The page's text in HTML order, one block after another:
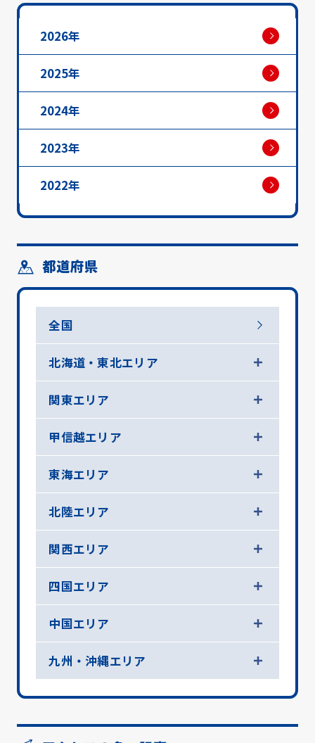
2026年
2025年
2024年
2023年
2022年
都道府県
全国
北海道・東北エリア
関東エリア
甲信越エリア
東海エリア
北陸エリア
関西エリア
四国エリア
中国エリア
九州・沖縄エリア